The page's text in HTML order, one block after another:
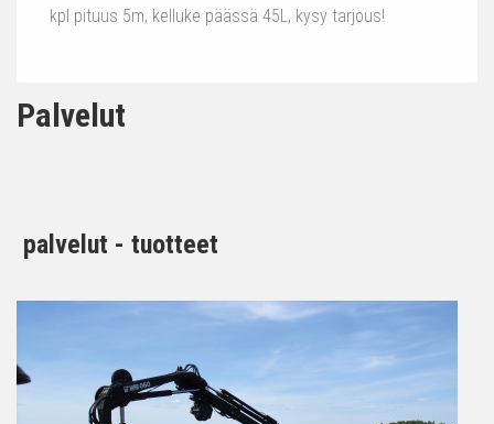
kpl pituus 5m, kelluke päässä 45L, kysy tarjous!
Palvelut
palvelut - tuotteet